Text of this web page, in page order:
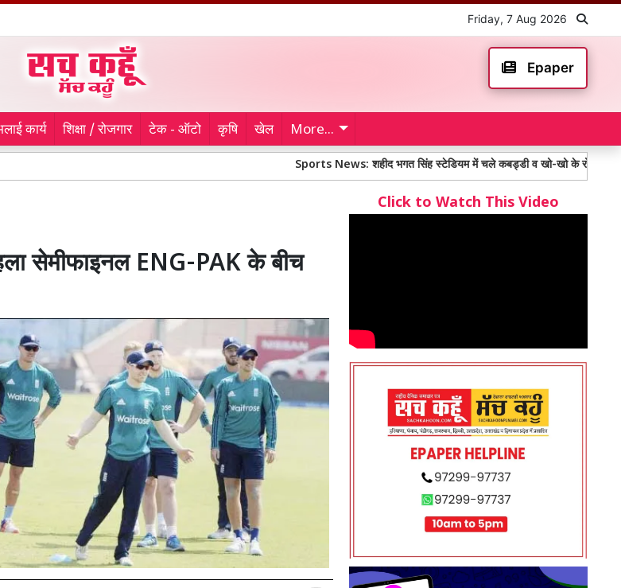
Friday, 7 Aug 2026
Epaper
कार्य शिक्षा / रोजगार टेक - ऑटो कृषि खेल More...
Sports News: शहीद भगत सिंह स्टेडियम में चले कबड्डी व खो-खो के रोमांचक फाइनल
सेमीफाइनल ENG-PAK के बीच
Click to Watch This Video